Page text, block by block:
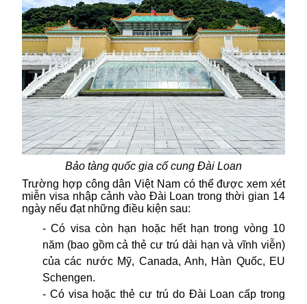
Bảo tàng quốc gia cố cung Đài Loan
Trường hợp công dân Việt Nam có thể được xem xét
miễn visa nhập cảnh vào Đài Loan trong thời gian 14
ngày nếu đạt những điều kiện sau:
- Có visa còn hạn hoặc hết hạn trong vòng 10
năm (bao gồm cả thẻ cư trú dài hạn và vĩnh viễn)
của các nước Mỹ, Canada, Anh, Hàn Quốc, EU
Schengen.
- Có visa hoặc thẻ cư trú do Đài Loan cấp trong